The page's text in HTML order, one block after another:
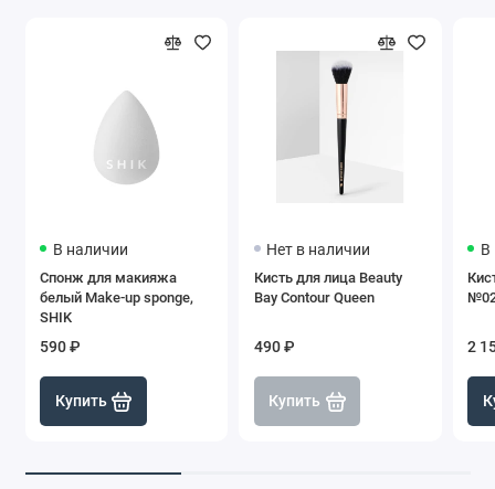
В наличии
Спонж для макияжа
белый Make-up sponge,
SHIK
590 ₽
Купить
Нет в наличии
Кисть для лица Beauty
Bay Contour Queen
490 ₽
Купить
В
2